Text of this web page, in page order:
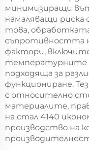
минимизиращи
намаляващи риска
това,
съпротивността
фактори,
температурните
подходяща за
функциониране.
с относително
материалите,
на стал 4140
производство на